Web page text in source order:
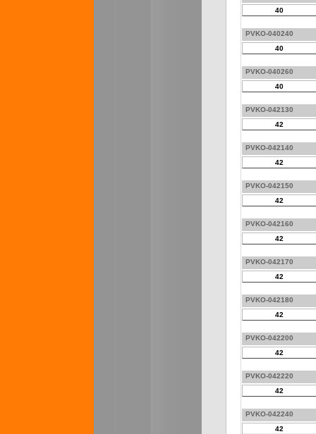
40
PVKO-040240
40
PVKO-040260
40
PVKO-042130
42
PVKO-042140
42
PVKO-042150
42
PVKO-042160
42
PVKO-042170
42
PVKO-042180
42
PVKO-042200
42
PVKO-042220
42
PVKO-042240
42